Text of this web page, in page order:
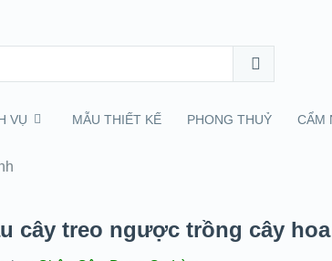
VỤ MẪU THIẾT KẾ PHONG THUỶ CẨM
cây treo ngược trồng cây